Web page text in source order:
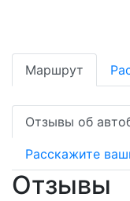
Маршрут
Отзывы об
Расскажите
Отзывы